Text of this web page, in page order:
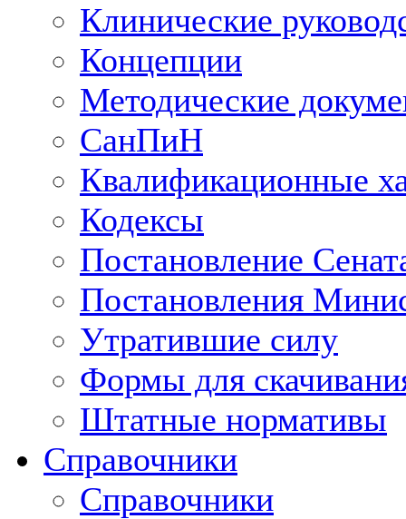
Клинические
Концепции
Методические
СанПиН
Квалификационные
Кодексы
Постановление
Постановления
Утратившие силу
Формы для
Штатные нормативы
Справочники
Справочники